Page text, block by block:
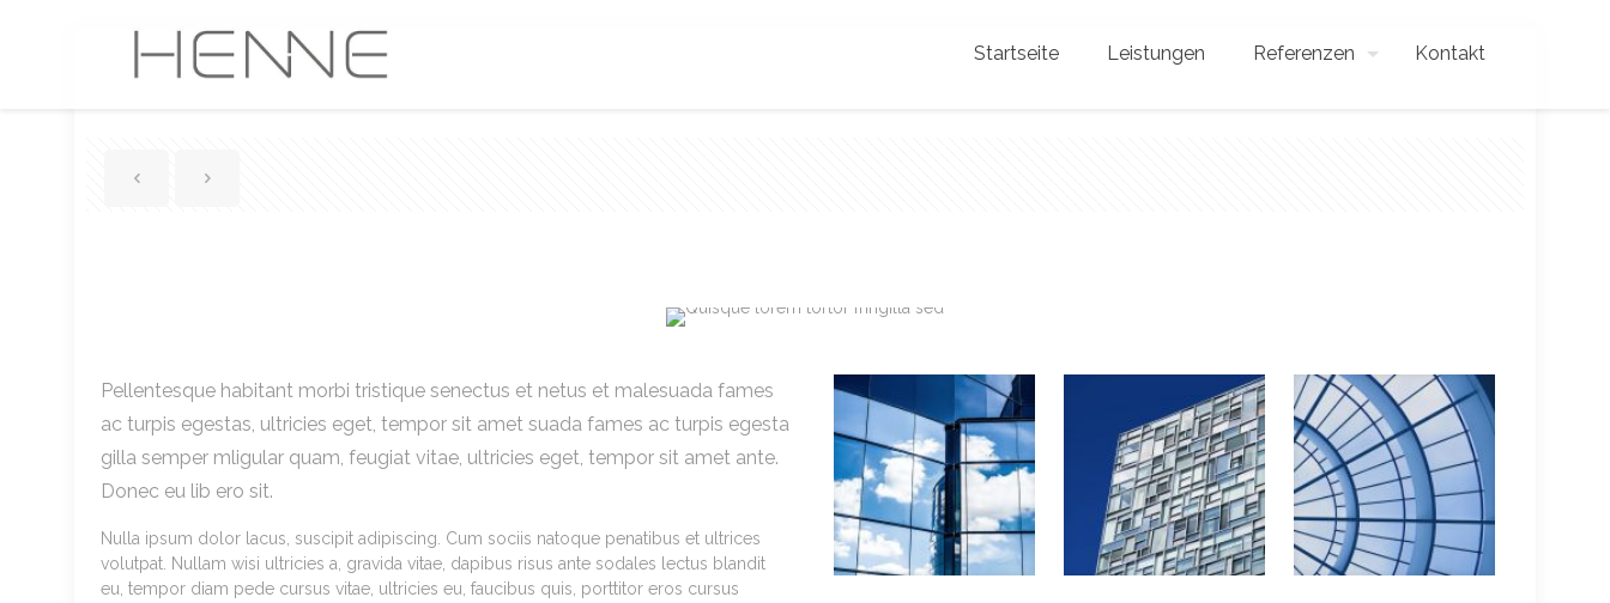
Startseite Leistungen Referenzen Kontakt
Pellentesque habitant morbi tristique senectus et netus et malesuada fames
ac turpis egestas, ultricies eget, tempor sit amet suada fames ac turpis egesta
gilla semper mligular quam, feugiat vitae, ultricies eget, tempor sit amet ante.
Donec eu lib ero sit.
Nulla ipsum dolor lacus, suscipit adipiscing. Cum sociis natoque penatibus et ultrices
volutpat. Nullam wisi ultricies a, gravida vitae, dapibus risus ante sodales lectus blandit
eu, tempor diam pede cursus vitae, ultricies eu, faucibus quis, porttitor eros cursus